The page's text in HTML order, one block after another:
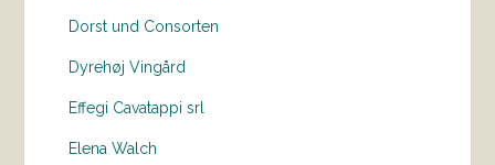
Dorst und Consorten
Dyrehøj Vingård
Effegi Cavatappi srl
Elena Walch